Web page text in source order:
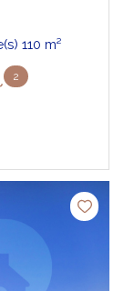
Appartement 5 pièce(s) 3 chambre(s) 110 m²
2